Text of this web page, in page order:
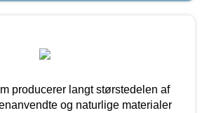
producerer langt størstedelen af
og naturlige materialer